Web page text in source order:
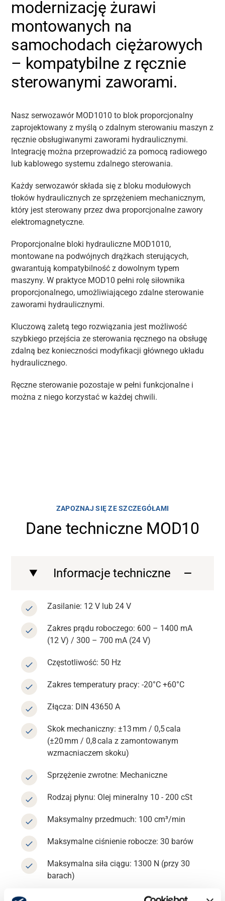
Wsparcie
Kariera
Bank mediów
modernizację żurawi
montowanych na
samochodach ciężarowych
– kompatybilne z ręcznie
sterowanymi zaworami.
Nasz serwozawór MOD1010 to blok proporcjonalny
zaprojektowany z myślą o zdalnym sterowaniu maszyn z
ręcznie obsługiwanymi zaworami hydraulicznymi.
Integrację można przeprowadzić za pomocą radiowego
lub kablowego systemu zdalnego sterowania.
Każdy serwozawór składa się z bloku modułowych
tłoków hydraulicznych ze sprzężeniem mechanicznym,
który jest sterowany przez dwa proporcjonalne zawory
elektromagnetyczne.
Proporcjonalne bloki hydrauliczne MOD1010,
montowane na podwójnych drążkach sterujących,
gwarantują kompatybilność z dowolnym typem
maszyny. W praktyce MOD10 pełni rolę siłownika
proporcjonalnego, umożliwiającego zdalne sterowanie
zaworami hydraulicznymi.
Kluczową zaletą tego rozwiązania jest możliwość
szybkiego przejścia ze sterowania ręcznego na obsługę
zdalną bez konieczności modyfikacji głównego układu
hydraulicznego.
Ręczne sterowanie pozostaje w pełni funkcjonalne i
można z niego korzystać w każdej chwili.
ZAPOZNAJ SIĘ ZE SZCZEGÓŁAMI
Dane techniczne MOD10
Informacje techniczne
Zasilanie: 12 V lub 24 V
Zakres prądu roboczego: 600 – 1400 mA
(12 V) / 300 – 700 mA (24 V)
Częstotliwość: 50 Hz
Zakres temperatury pracy: -20°C +60°C
Złącza: DIN 43650 A
Skok mechaniczny: ±13 mm / 0,5 cala
(±20 mm / 0,8 cala z zamontowanym
wzmacniaczem skoku)
Sprzężenie zwrotne: Mechaniczne
Rodzaj płynu: Olej mineralny 10 - 200 cSt
Maksymalny przedmuch: 100 cm³/min
Maksymalne ciśnienie robocze: 30 barów
Maksymalna siła ciągu: 1300 N (przy 30
barach)